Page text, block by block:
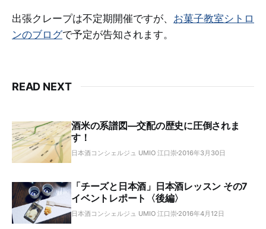
出張クレープは不定期開催ですが、 お菓子教室シトロ
ンのブログで予定が告知されます。
READ NEXT
酒米の系譜図―交配の歴史に圧倒されま
す！
日本酒コンシェルジュ UMIO 江口崇 2016年3月30日
「チーズと日本酒」日本酒レッスン その7
イベントレポート〈後編〉
日本酒コンシェルジュ UMIO 江口崇 2016年4月12日